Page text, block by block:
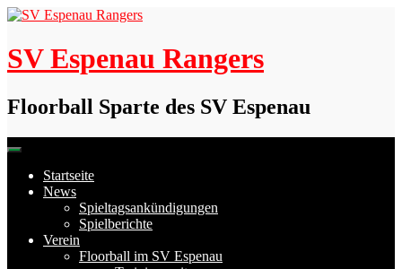
Skip
content
SV Espenau Rangers
Floorball Sparte des SV Espenau
Startseite
News
Spieltagsankündigungen
Spielberichte
Verein
Floorball im SV Espenau